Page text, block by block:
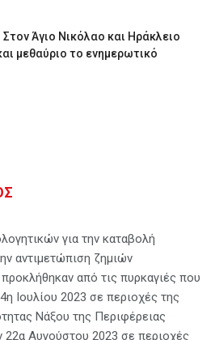
Άγιο Νικόλαο και Ηράκλειο
μεθαύριο το ενημερωτικό
για την καταβολή
αντιμετώπιση ζημιών
από τις πυρκαγιές που
Ιουλίου 2023 σε περιοχές της
Νάξου της Περιφέρειας
22α Αυγούστου 2023 σε περιοχές